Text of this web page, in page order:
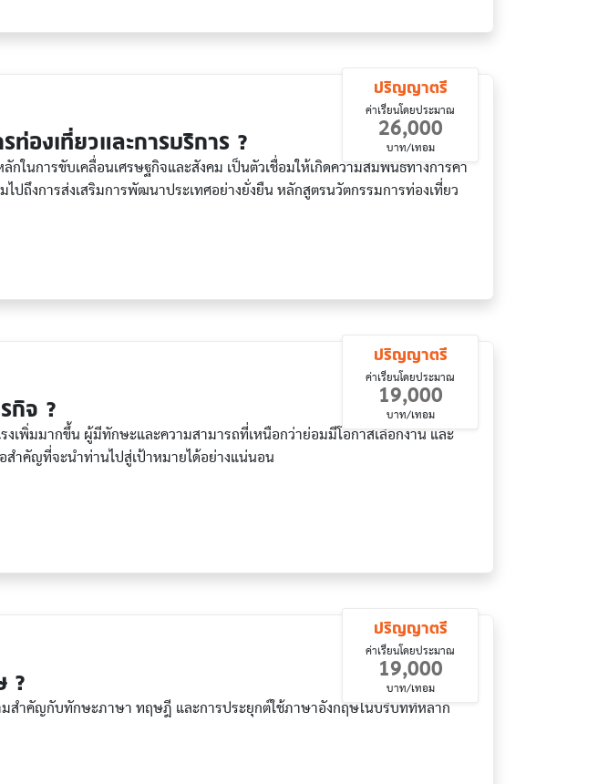
ท่องเที่ยวและการบริการ ?
กในการขับเคลื่อนเศรษฐกิจและสังคม เป็นตัวเชื่อมให้เกิดความสัมพันธ์ทางการค้า
ไปถึงการส่งเสริมการพัฒนาประเทศอย่างยั่งยืน หลักสูตรนวัตกรรมการท่องเที่ยว
ปริญญาตรี
ค่าเรียนโดยประมาณ
26,000
บาท/เทอม
กิจ ?
เพิ่มมากขึ้น ผู้มีทักษะและความสามารถที่เหนือกว่าย่อมมีโอกาสเลือกงาน และ
ำคัญที่จะนำท่านไปสู่เป้าหมายได้อย่างแน่นอน
ปริญญาตรี
ค่าเรียนโดยประมาณ
19,000
บาท/เทอม
?
สำคัญกับทักษะภาษา ทฤษฎี และการประยุกต์ใช้ภาษาอังกฤษในบริบทที่หลาก
ปริญญาตรี
ค่าเรียนโดยประมาณ
19,000
บาท/เทอม